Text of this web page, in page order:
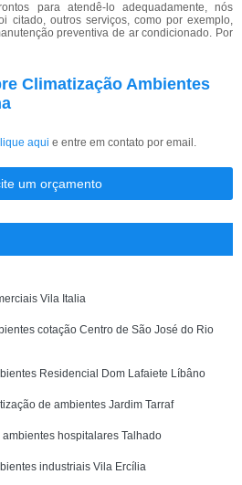
para atendê-lo adequadamente, nós
citado, outros serviços, como por exemplo,
preventiva de ar condicionado. Por
Climatização Ambientes
aqui e entre em contato por email.
um orçamento
Vila Italia
cotação Centro de São José do Rio
Residencial Dom Lafaiete Líbâno
de ambientes Jardim Tarraf
hospitalares Talhado
industriais Vila Ercília